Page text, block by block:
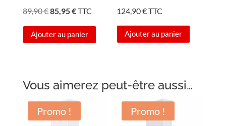
89,90€Le
initial
85,95€Le
actuel
TTC
Ajouter au panier
124,90€TTC
Ajouter au panier
Vous aimerez peut-être aussi…
Promo ! Promo !